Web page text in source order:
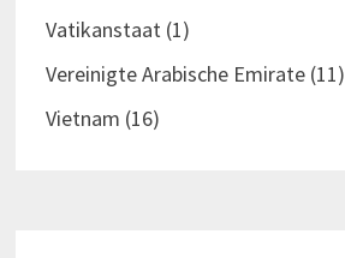
Vatikanstaat (1)
Vereinigte Arabische Emirate(11)
Vietnam (16)